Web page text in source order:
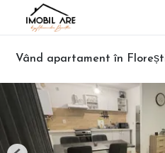
Vând apartament în